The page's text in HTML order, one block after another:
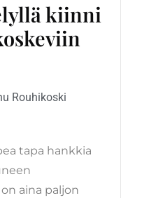
kiinni
Rouhikoski
tapa hankkia
aina paljon